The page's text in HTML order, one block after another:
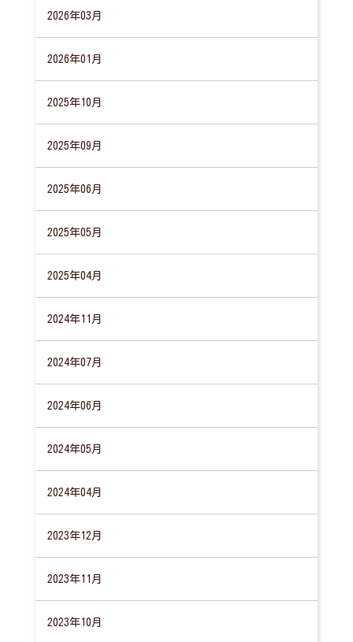
2026年03月
2026年01月
2025年10月
2025年09月
2025年06月
2025年05月
2025年04月
2024年11月
2024年07月
2024年06月
2024年05月
2024年04月
2023年12月
2023年11月
2023年10月